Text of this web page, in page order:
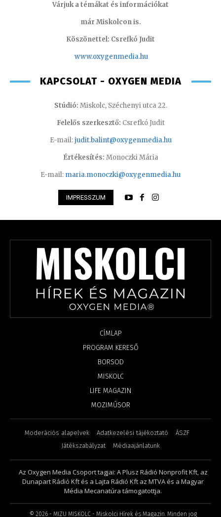
Várjuk a témákat és információkat
már Miskolcon is.
Köszönettel: Csrefkó Judit
www.oxygenmedia.hu
KAPCSOLAT - OXYGEN MEDIA
Stúdió: Miskolc, Széchenyi utca 22.
Felelős szerkesztő: Csrefkó Judit
E-mail:judit.balint@oxygenmedia.hu
Értékesítés: Monoczki Mária
E-mail: maria.monoczki@oxygenmedia.hu
IMPRESSZUM
CÍMLAP
PROGRAM KERESŐ
BORSOD
MISKOLC
LIFE MAGAZIN
MOZIMŰSOR
Moderációs alapelvek Adatkezelési tájékoztató
ÁSZF
Játékszabályzat
Médiaajánlatunk
Az Oxygen Media Csoport tagjai: A Plusz Rádió Nonprofit Kft, az
Dunapart Rádió Kft és a Lajta Rádió Kft az MTVA és a Magyar
Média Mecanatúra támogatottja.
© 2026- MIZU MISKOLC - Miskolci Hírek és Magazin. Minden jog